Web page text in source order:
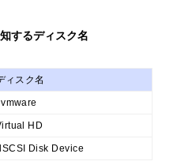
するディスク名
ィスク名
vmware
HD
Disk Device